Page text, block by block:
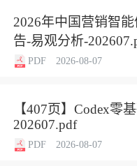
2026年中国营销智
告-易观分析-
PDF 2026-08-07
【407页】Codex零
202607.pdf
PDF 2026-08-07